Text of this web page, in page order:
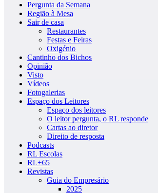
Pergunta da Semana
Região à Mesa
Sair de casa
Restaurantes
Festas e Feiras
Oxigénio
Cantinho dos Bichos
Opinião
Visto
Vídeos
Fotogalerias
Espaço dos Leitores
Espaço dos leitores
O leitor pergunta, o RL responde
Cartas ao diretor
Direito de resposta
Podcasts
RL Escolas
RL+65
Revistas
Guia do Empresário
2025